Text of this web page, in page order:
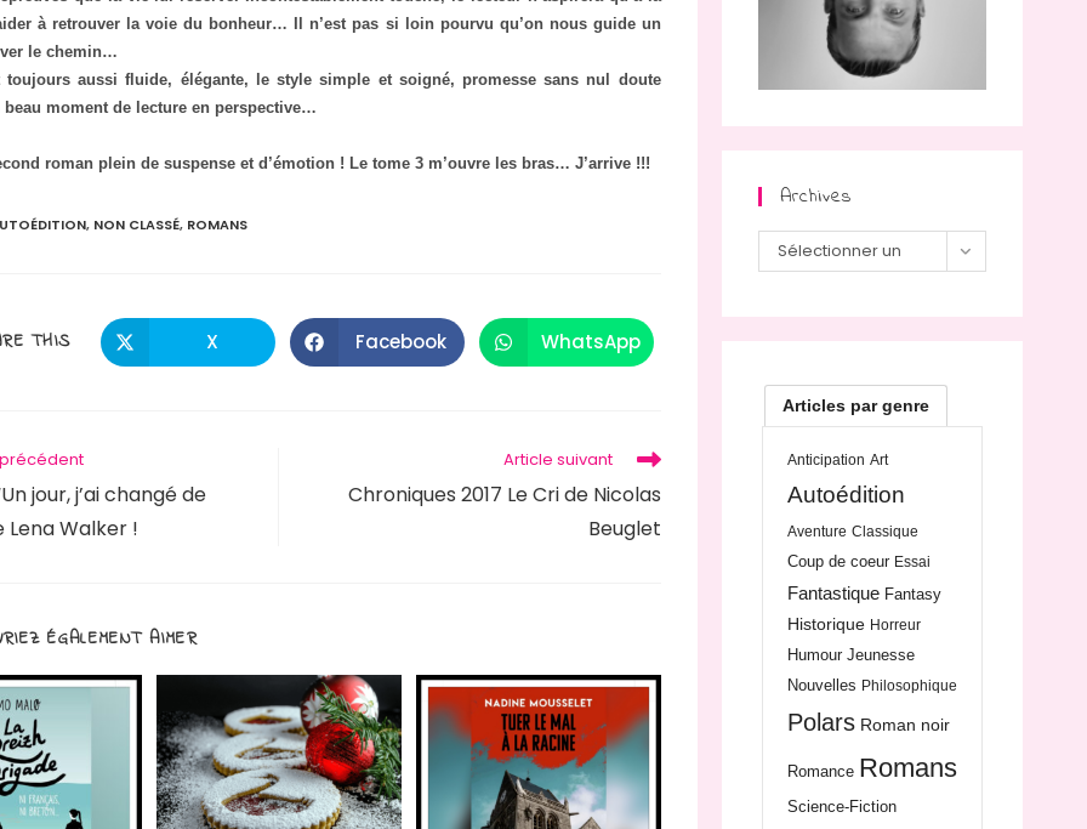
à retrouver la voie du bonheur… Il n’est pas si loin pourvu qu’on nous guide un
le chemin…
toujours aussi fluide, élégante, le style simple et soigné, promesse sans nul doute
beau moment de lecture en perspective…
roman plein de suspense et d’émotion ! Le tome 3 m’ouvre les bras… J’arrive !!!
, NON CLASSÉ, ROMANS
THISPARTAGER
Ouvrir
dans
X Ouvrir
dans
Facebook Ouvrir
dans
WhatsApp
jour, j’ai changé de
Lena Walker !
Article suivant
Chroniques 2017 Le Cri de Nicolas
Beuglet
ÉGALEMENT AIMER
Archives
Archives
Sélectionner un
Articles par genre
Anticipation Art
Autoédition
Aventure Classique
Coup de coeur Essai
Fantastique Fantasy
Historique Horreur
Humour Jeunesse
Nouvelles Philosophique
Polars Roman noir
Romance Romans
Science-Fiction